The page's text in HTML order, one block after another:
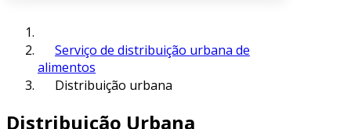
Serviço de distribuição urbana de
alimentos
Distribuição urbana
Distribuição Urbana